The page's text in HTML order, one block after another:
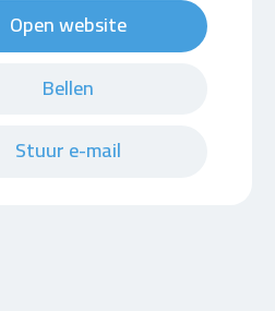
Open website
Bellen
Stuur e-mail